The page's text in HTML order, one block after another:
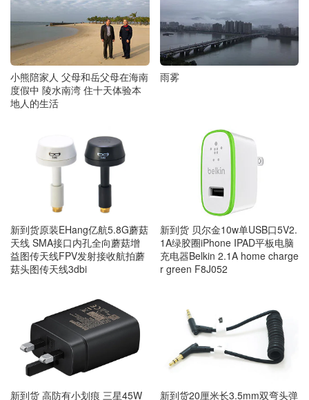
小熊陪家人 父母和岳父母在海南
度假中 陵水南湾 住十天体验本
地人的生活
雨雾
新到货原装EHang亿航5.8G蘑菇
天线 SMA接口内孔全向蘑菇增
益图传天线FPV发射接收航拍蘑
菇头图传天线3dbi
新到货 贝尔金10w单USB口5V2.
1A绿胶圈iPhone IPAD平板电脑
充电器Belkin 2.1A home charge
r green F8J052
新到货 高防有小划痕 三星45W 新到货20厘米长3.5mm双弯头弹